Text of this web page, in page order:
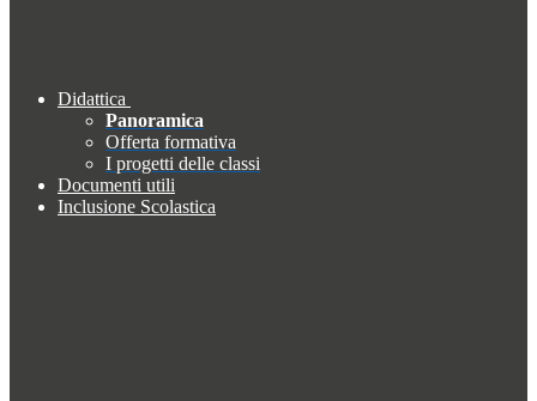
Didattica
Panoramica
Offerta formativa
I progetti delle classi
Documenti utili
Inclusione Scolastica